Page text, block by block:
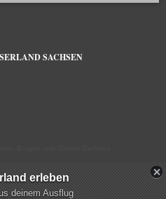
SACHSEN
erleben
deinem Ausflug